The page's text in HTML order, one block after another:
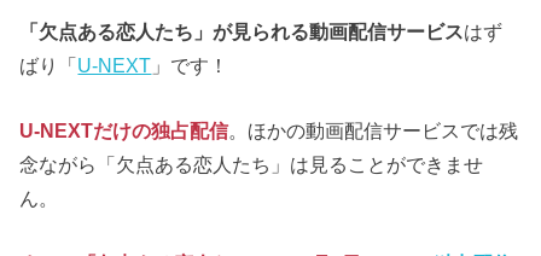
「欠点ある恋人たち」が見られる動画配信サービスはず
ばり「U-NEXT 」です！
U-NEXTだけの独占配信。ほかの動画配信サービスでは残
念ながら「欠点ある恋人たち」は見ることができませ
ん。